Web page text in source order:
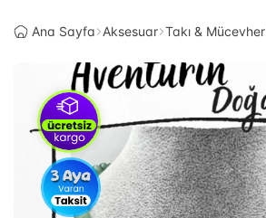
Ana Sayfa Aksesuar Takı & Mücevher